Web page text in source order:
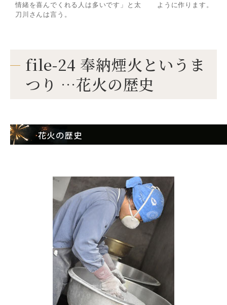
情緒を喜んでくれる人は多いです」と太
刀川さんは言う。
ように作ります。
file-24 奉納煙火というま
つり …花火の歴史